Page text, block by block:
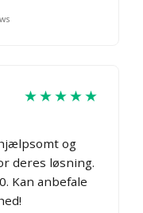
★★★★★
og
deres løsning.
Kan anbefale